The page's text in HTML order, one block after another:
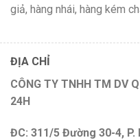
giả, hàng nhái, hàng kém
ĐỊA CHỈ
CÔNG TY TNHH TM DV
24H
ĐC: 311/5 Đường 30-4, P.